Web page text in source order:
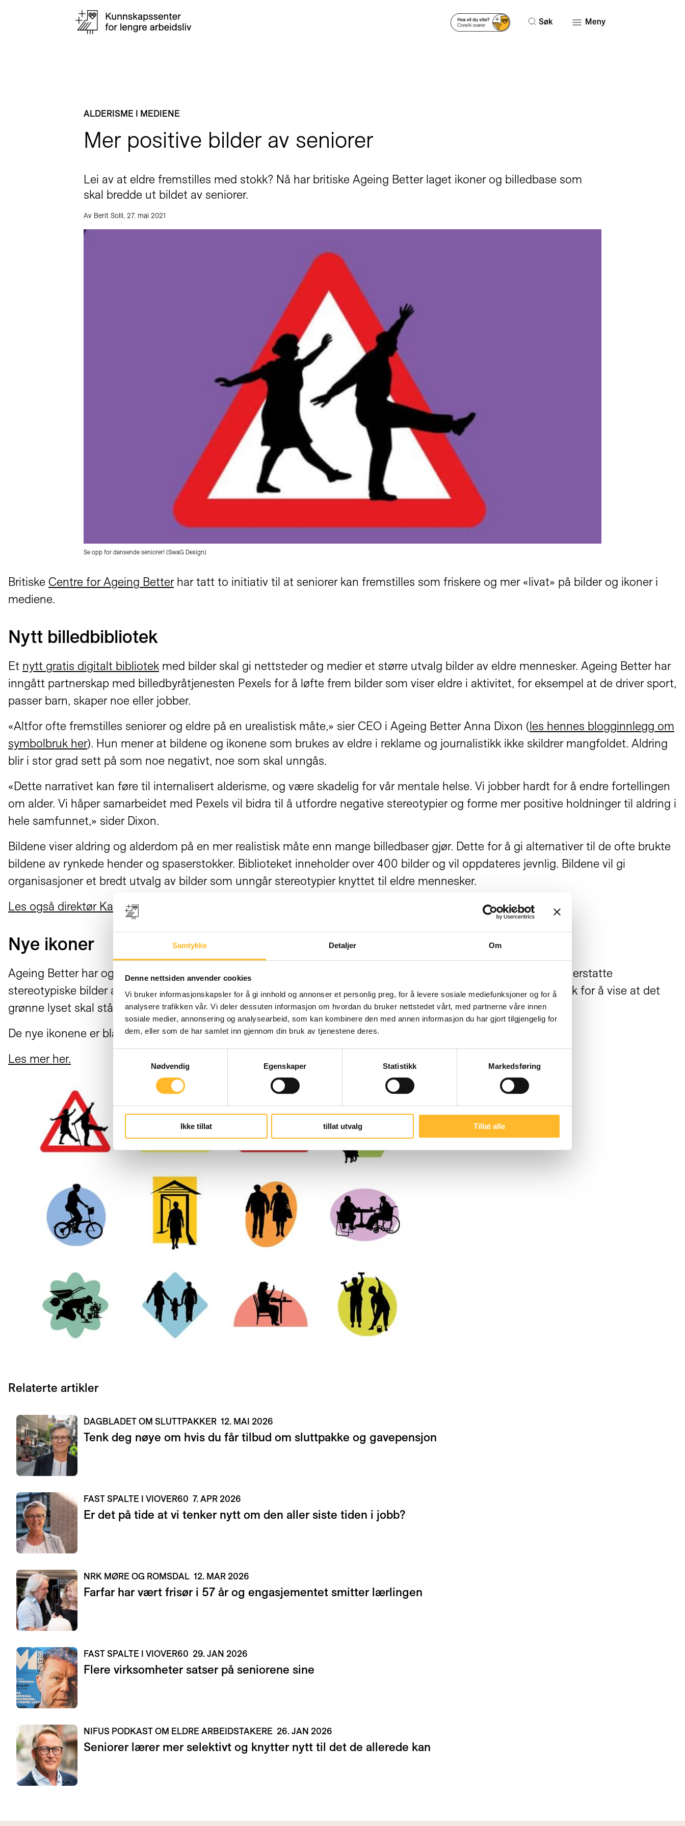
Samtykke Detaljer Om
Denne nettsiden anvender cookies
Vi bruker informasjonskapsler for å gi innhold og annonser et personlig preg, for å levere sosiale mediefunksjoner og for å
analysere trafikken vår. Vi deler dessuten informasjon om hvordan du bruker nettstedet vårt, med partnerne våre innen
sosiale medier, annonsering og analysearbeid, som kan kombinere den med annen informasjon du har gjort tilgjengelig for
dem, eller som de har samlet inn gjennom din bruk av tjenestene deres.
Nødvendig
Egenskaper Statistikk Markedsføring
Ikke tillat tillat utvalg Tillat alle
Søk Meny
ALDERISME I MEDIENE
Mer positive bilder av seniorer
Lei av at eldre fremstilles med stokk? Nå har britiske Ageing Better laget ikoner og billedbase som
skal bredde ut bildet av seniorer.
Av Berit Solli, 27. mai 2021
Se opp for dansende seniorer! (SwaG Design)
Britiske Centre for Ageing Betterhar tatt to initiativ til at seniorer kan fremstilles som friskere og mer «livat» på bilder og ikoner i
mediene.
Nytt billedbibliotek
Et nytt gratis digitalt bibliotek med bilder skal gi nettsteder og medier et større utvalg bilder av eldre mennesker. Ageing Better har
inngått partnerskap med billedbyråtjenesten Pexels for å løfte frem bilder som viser eldre i aktivitet, for eksempel at de driver sport,
passer barn, skaper noe eller jobber.
«Altfor ofte fremstilles seniorer og eldre på en urealistisk måte,» sier CEO i Ageing Better Anna Dixon (les hennes blogginnlegg om
symbolbruk her). Hun mener at bildene og ikonene som brukes av eldre i reklame og journalistikk ikke skildrer mangfoldet. Aldring
blir i stor grad sett på som noe negativt, noe som skal unngås.
«Dette narrativet kan føre til internalisert alderisme, og være skadelig for vår mentale helse. Vi jobber hardt for å endre fortellingen
om alder. Vi håper samarbeidet med Pexels vil bidra til å utfordre negative stereotypier og forme mer positive holdninger til aldring i
hele samfunnet,» sider Dixon.
Bildene viser aldring og alderdom på en mer realistisk måte enn mange billedbaser gjør. Dette for å gi alternativer til de ofte brukte
bildene av rynkede hender og spaserstokker. Biblioteket inneholder over 400 bilder og vil oppdateres jevnlig. Bildene vil gi
organisasjoner et bredt utvalg av bilder som unngår stereotypier knyttet til eldre mennesker.
Les også direktør Kari Østeruds kronikk om hvordan seniorer blir fremstilt i media her.
Nye ikoner
Ageing Better har også hatt en designkonkurranse for å få laget nye ikoner eller symboler. De nye ikonene skal erstatte
stereotypiske bilder av aldring. For eksempel reagerte Ageing Better på trafikklys med ikon av person med stokk for å vise at det
grønne lyset skal stå lenge nok til at selv eldre rekker å gå over.
De nye ikonene er blant annet varselskilt om dansende seniorer i veien. (Se ressursbasen her
Les mer her.
Relaterte artikler
DAGBLADET OM SLUTTPAKKER 12. MAI 2026
Tenk deg nøye om hvis du får tilbud om sluttpakke og gavepensjon
FAST SPALTE I VIOVER60 7. APR 2026
Er det på tide at vi tenker nytt om den aller siste tiden i jobb?
NRK MØRE OG ROMSDAL 12. MAR 2026
Farfar har vært frisør i 57 år og engasjementet smitter lærlingen
FAST SPALTE I VIOVER60 29. JAN 2026
Flere virksomheter satser på seniorene sine
NIFUS PODKAST OM ELDRE ARBEIDSTAKERE 26. JAN 2026
Seniorer lærer mer selektivt og knytter nytt til det de allerede kan